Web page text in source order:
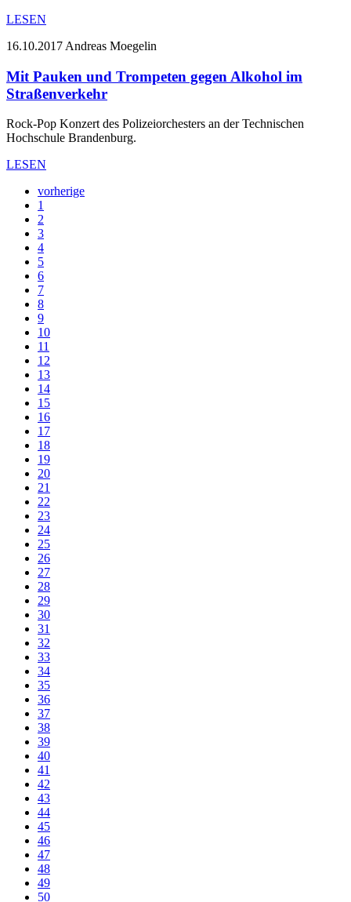
LESEN
16.10.2017 Andreas Moegelin
Mit Pauken und Trompeten gegen Alkohol im
Straßenverkehr
Rock-Pop Konzert des Polizeiorchesters an der Technischen
Hochschule Brandenburg.
LESEN
vorherige
1
2
3
4
5
6
7
8
9
10
11
12
13
14
15
16
17
18
19
20
21
22
23
24
25
26
27
28
29
30
31
32
33
34
35
36
37
38
39
40
41
42
43
44
45
46
47
48
49
50